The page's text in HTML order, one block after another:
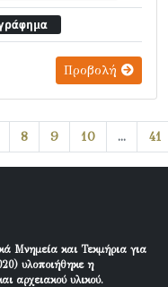
Προβολή
8 9 10 ... 41
Μνημεία και Τεκμήρια για
υλοποιήθηκε η
αρχειακού υλικού.